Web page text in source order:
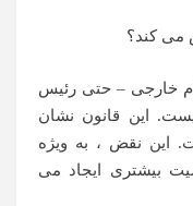
می کند؟
خارجی – حتی رئیس
این قانون نشان
این نقض ، به ویژه
بیشتری ایجاد می